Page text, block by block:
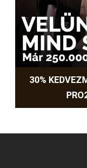
30%